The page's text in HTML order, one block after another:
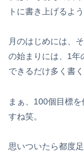
トに書き上げるよ
月のはじめには、
の始まりには、1年
できるだけ多く書
まぁ、100個目標
すね笑。
思いついたら都度足